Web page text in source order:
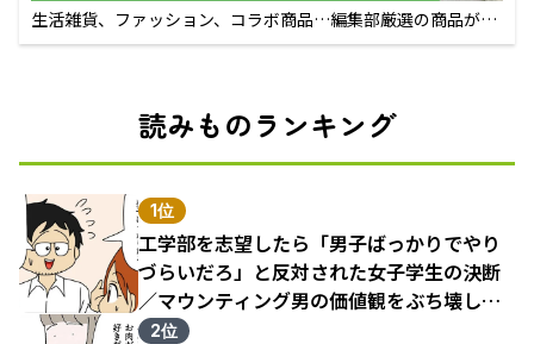
生活雑貨、ファッション、コラボ商品…編集部厳選の商品が買
えるECサイト
読みものランキング
1位
工学部を志望したら「男子ばっかりでやり
づらいだろ」と反対された女子学生の決断
／マウンティング男の価値観をぶち壊した
結果（1）
2位